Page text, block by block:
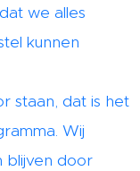
we alles
kunnen
staan, dat is het
Wij
blijven door